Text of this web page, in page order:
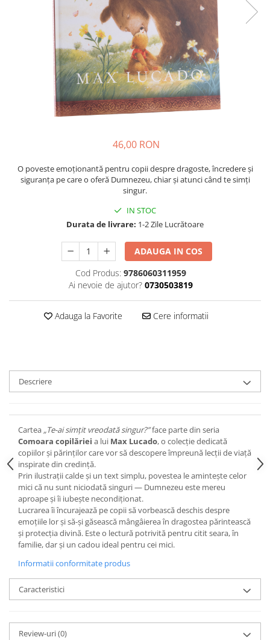
Prietenie, Logodnă și Căsătorie
Cărți de Colorat
Adolescenți și Tineri
Conducerea și Păstorirea Bisericii
Predicare
Lucrarea cu Copiii și Tinerii
Închinare prin Muzică
Devoționale/Meditații Biblice
Romane, Nuvele și Povestiri
46,00 RON
O poveste emoționantă pentru copii despre dragoste, încredere și
siguranța pe care o oferă Dumnezeu, chiar și atunci când te simți
singur.
IN STOC
Durata de livrare: 1-2 Zile Lucrătoare
ADAUGA IN COS
Cod Produs: 9786060311959
Ai nevoie de ajutor? 0730503819
Adauga la Favorite Cere informatii
Descriere
Cartea „Te-ai simțit vreodată singur?”face parte din seria
Comoara copilăriei a lui Max Lucado, o colecție dedicată
copiilor și părinților care vor să descopere împreună lecții de viață
inspirate din credință.
Prin ilustrații calde și un text simplu, povestea le amintește celor
mici că nu sunt niciodată singuri — Dumnezeu este mereu
aproape și îi iubește necondiționat.
Lucrarea îi încurajează pe copii să vorbească deschis despre
emoțiile lor și să-și găsească mângâierea în dragostea părintească
și protecția divină. Este o lectură potrivită pentru citit seara, în
familie, dar și un cadou ideal pentru cei mici.
Informatii conformitate produs
Caracteristici
Review-uri(0)